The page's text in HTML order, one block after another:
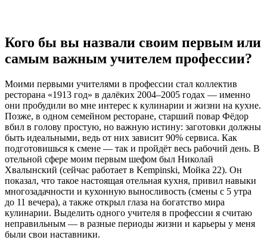
Кого бы вы назвали своим первым или
самым важным учителем профессии?
Моими первыми учителями в профессии стал коллектив
ресторана «1913 год» в далёких 2004–2005 годах — именно
они пробудили во мне интерес к кулинарии и жизни на кухне.
Позже, в одном семейном ресторане, старший повар Фёдор
вбил в голову простую, но важную истину: заготовки должны
быть идеальными, ведь от них зависит 90% сервиса. Как
подготовишься к смене — так и пройдёт весь рабочий день. В
отельной сфере моим первым шефом был Николай
Хвалынский (сейчас работает в Kempinski, Мойка 22). Он
показал, что такое настоящая отельная кухня, привил навыки
многозадачности и кухонную выносливость (смены с 5 утра
до 11 вечера), а также открыл глаза на богатство мира
кулинарии. Выделить одного учителя в профессии я считаю
неправильным — в разные периоды жизни и карьеры у меня
были свои наставники.